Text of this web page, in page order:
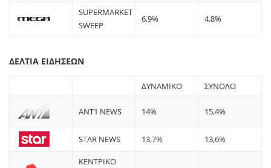
SUPERMARKET
SWEEP
6,9% 4,8%
ΔΕΛΤΙΑ ΕΙΔΗΣΕΩΝ
ΔΥΝΑΜΙΚΟ ΣΥΝΟΛΟ
ANT1 NEWS 14% 15,4%
STAR NEWS 13,7% 13,6%
ΚΕΝΤΡΙΚΟ